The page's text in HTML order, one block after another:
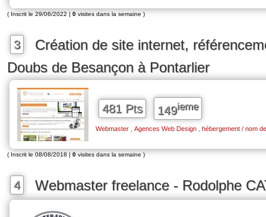
( Inscrit le 29/06/2022 | 0 visites dans la semaine )
3
Création de site internet,
Doubs de Besançon à Pontarlier
481 Pts 149ieme
Webmaster Agences Web Design hébergement / nom
( Inscrit le 08/08/2018 | 0 visites dans la semaine )
4 Webmaster freelance - Rodolphe